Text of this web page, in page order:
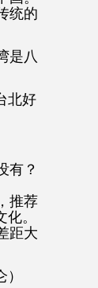
统的
是八
北好
有？
推荐
。
距大